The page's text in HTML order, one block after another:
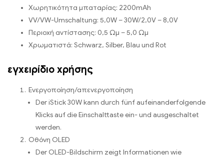
Χωρητικότητα μπαταρίας: 2200mAh
VV/VW-Umschaltung: 5,0W – 30W/2,0V – 8,0V
Περιοχή αντίστασης: 0,5 Ωμ – 5,0 Ωμ
Χρωματιστά: Schwarz, Silber, Blau und Rot
εγχειρίδιο χρήσης
Ενεργοποίηση/απενεργοποίηση
Der iStick 30W kann durch fünf aufeinanderfolgende
Klicks auf die Einschalttaste ein-und ausgeschaltet
werden.
Οθόνη OLED
Der OLED-Bildschirm zeigt Informationen wie